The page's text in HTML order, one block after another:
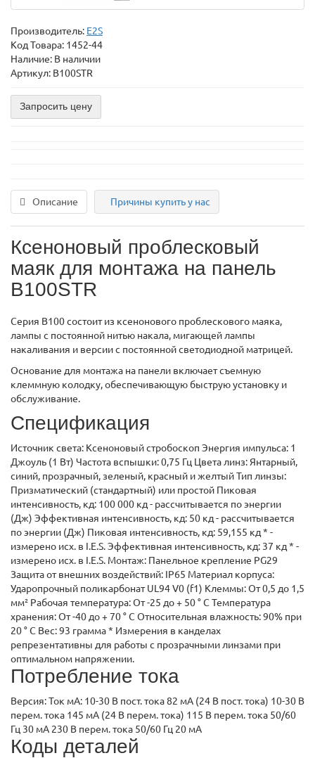
Производитель: E2S
Код Товара: 1452-44
Наличие: В наличии
Артикул: B100STR
Запросить цену
Описание Причины купить у нас
Ксеноновый проблесковый
маяк для монтажа на панель
B100STR
Серия B100 состоит из ксенонового проблескового маяка,
лампы с постоянной нитью накала, мигающей лампы
накаливания и версии с постоянной светодиодной матрицей.
Основание для монтажа на панели включает съемную
клеммную колодку, обеспечивающую быструю установку и
обслуживание.
Спецификация
Источник света: Ксеноновый стробоскоп Энергия импульса: 1
Джоуль (1 Вт) Частота вспышки: 0,75 Гц Цвета линз: Янтарный,
синий, прозрачный, зеленый, красный и желтый Тип линзы:
Призматический (стандартный) или простой Пиковая
интенсивность, кд: 100 000 кд - рассчитывается по энергии
(Дж) Эффективная интенсивность, кд: 50 кд - рассчитывается
по энергии (Дж) Пиковая интенсивность, кд: 59,155 кд * -
измерено исх. в I.E.S. Эффективная интенсивность, кд: 37 кд * -
измерено исх. в I.E.S. Монтаж: Панельное крепление PG29
Защита от внешних воздействий: IP65 Материал корпуса:
Ударопрочный поликарбонат UL94 V0 (f1) Клеммы: От 0,5 до 1,5
мм² Рабочая температура: От -25 до + 50 ° C Температура
хранения: От -40 до + 70 ° C Относительная влажность: 90% при
20 ° C Вес: 93 грамма * Измерения в канделах
репрезентативны для работы с прозрачными линзами при
оптимальном напряжении.
Потребление тока
Версия: Ток мА: 10-30 В пост. тока 82 мА (24 В пост. тока) 10-30 В
перем. тока 145 мА (24 В перем. тока) 115 В перем. тока 50/60
Гц 30 мА 230 В перем. тока 50/60 Гц 20 мА
Коды деталей